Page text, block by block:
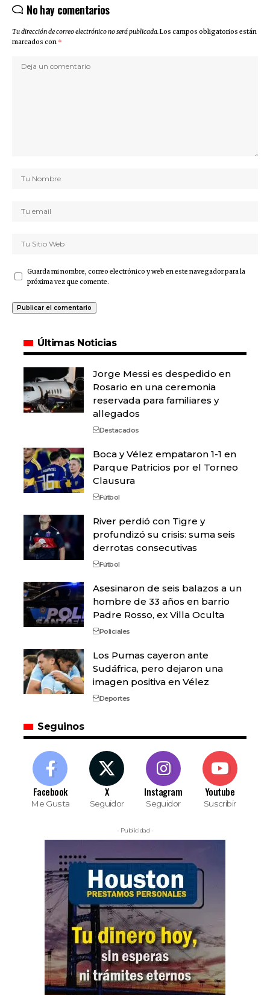
No hay comentarios
Tu dirección de correo electrónico no será publicada.Los campos obligatorios están
marcados con *
Guarda mi nombre, correo electrónico y web en este navegador para la
próxima vez que comente.
Últimas Noticias
Jorge Messi es despedido en
Rosario en una ceremonia
reservada para familiares y
allegados
Destacados
Boca y Vélez empataron 1-1 en
Parque Patricios por el Torneo
Clausura
Fútbol
River perdió con Tigre y
profundizó su crisis: suma seis
derrotas consecutivas
Fútbol
Asesinaron de seis balazos a un
hombre de 33 años en barrio
Padre Rosso, ex Villa Oculta
Policiales
Los Pumas cayeron ante
Sudáfrica, pero dejaron una
imagen positiva en Vélez
Deportes
Seguinos
Facebook
Me Gusta
X
Seguidor
Instagram
Seguidor
Youtube
Suscribir
- Publicidad -